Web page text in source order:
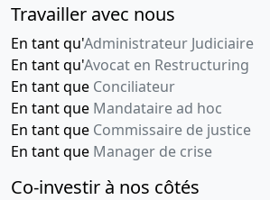
Travailler avec nous
En tant qu'Administrateur Judiciaire
En tant qu'Avocat en Restructuring
En tant que Conciliateur
En tant que Mandataire ad hoc
En tant que Commissaire de justice
En tant que Manager de crise
Co-investir à nos côtés